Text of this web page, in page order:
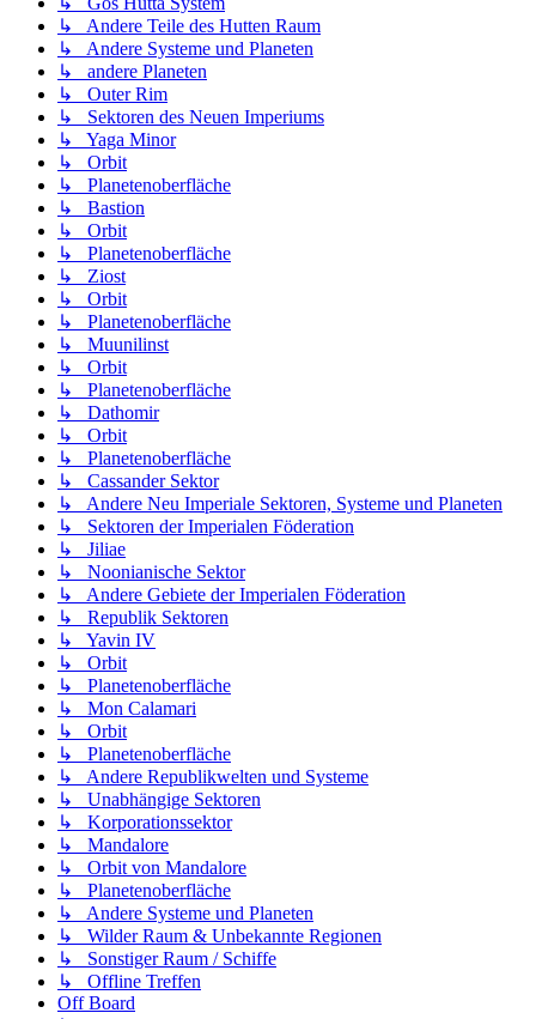
↳ Andere Teile des Hutten Raum
↳ Andere Systeme und Planeten
↳ andere Planeten
↳ Outer Rim
↳ Sektoren des Neuen Imperiums
↳ Yaga Minor
↳ Orbit
↳ Planetenoberfläche
↳ Bastion
↳ Orbit
↳ Planetenoberfläche
↳ Ziost
↳ Orbit
↳ Planetenoberfläche
↳ Muunilinst
↳ Orbit
↳ Planetenoberfläche
↳ Dathomir
↳ Orbit
↳ Planetenoberfläche
↳ Cassander Sektor
↳ Andere Neu Imperiale Sektoren, Systeme und Planeten
↳ Sektoren der Imperialen Föderation
↳ Jiliae
↳ Noonianische Sektor
↳ Andere Gebiete der Imperialen Föderation
↳ Republik Sektoren
↳ Yavin IV
↳ Orbit
↳ Planetenoberfläche
↳ Mon Calamari
↳ Orbit
↳ Planetenoberfläche
↳ Andere Republikwelten und Systeme
↳ Unabhängige Sektoren
↳ Korporationssektor
↳ Mandalore
↳ Orbit von Mandalore
↳ Planetenoberfläche
↳ Andere Systeme und Planeten
↳ Wilder Raum & Unbekannte Regionen
↳ Sonstiger Raum / Schiffe
↳ Offline Treffen
Off Board